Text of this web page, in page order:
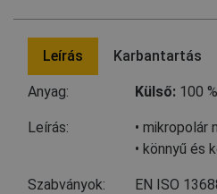
Leírás Karbantartás
Anyag: Külső: 100
Leírás:
• mikropolár
• könnyű és
Szabványok: EN ISO